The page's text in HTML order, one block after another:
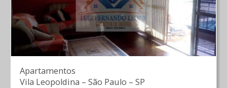
Apartamentos
Vila Leopoldina – São Paulo – SP